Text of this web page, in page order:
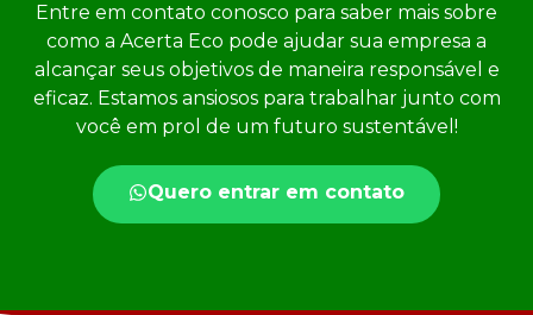
Entre em contato conosco para saber mais sobre
como a Acerta Eco pode ajudar sua empresa a
alcançar seus objetivos de maneira responsável e
eficaz. Estamos ansiosos para trabalhar junto com
você em prol de um futuro sustentável!
Quero entrar em contato